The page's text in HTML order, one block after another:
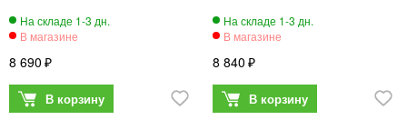
8 690 8 840